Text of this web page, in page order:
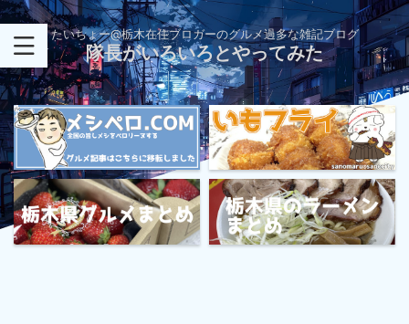
たいちょー@栃木在住ブロガーのグルメ過多な雑記ブログ
隊長がいろいろとやってみた